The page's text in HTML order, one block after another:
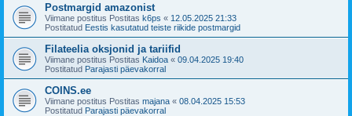
Postmargid amazonist
Viimane postitus Postitas k6ps « 12.05.2025 21:33
Postitatud Eestis kasutatud teiste riikide postmargid
Filateelia oksjonid ja tariifid
Viimane postitus Postitas Kaidoa « 09.04.2025 19:40
Postitatud Parajasti päevakorral
COINS.ee
Viimane postitus Postitas majana « 08.04.2025 15:53
Postitatud Parajasti päevakorral